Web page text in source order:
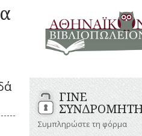
ΕΚΚΛΗΣΙΑΣΤΙΚΟΙ
ΑΝΔΡΕΣ
ΕΛΛΗΝΙΚΕΣ
ΠΡΟΣΩΠΙΚΟΤΗΤΕΣ
ΕΠΙΧΕΙΡΗΜΑΤΙΕΣ
ΗΘΟΠΟΙΟΙ
ΚΑΛΛΙΤΕΧΝΕΣ
ΞΕΝΕΣ
ΠΡΟΣΩΠΙΚΟΤΗΤΕΣ
ΓΙΝΕ
Συμπληρώστε τη φόρμα